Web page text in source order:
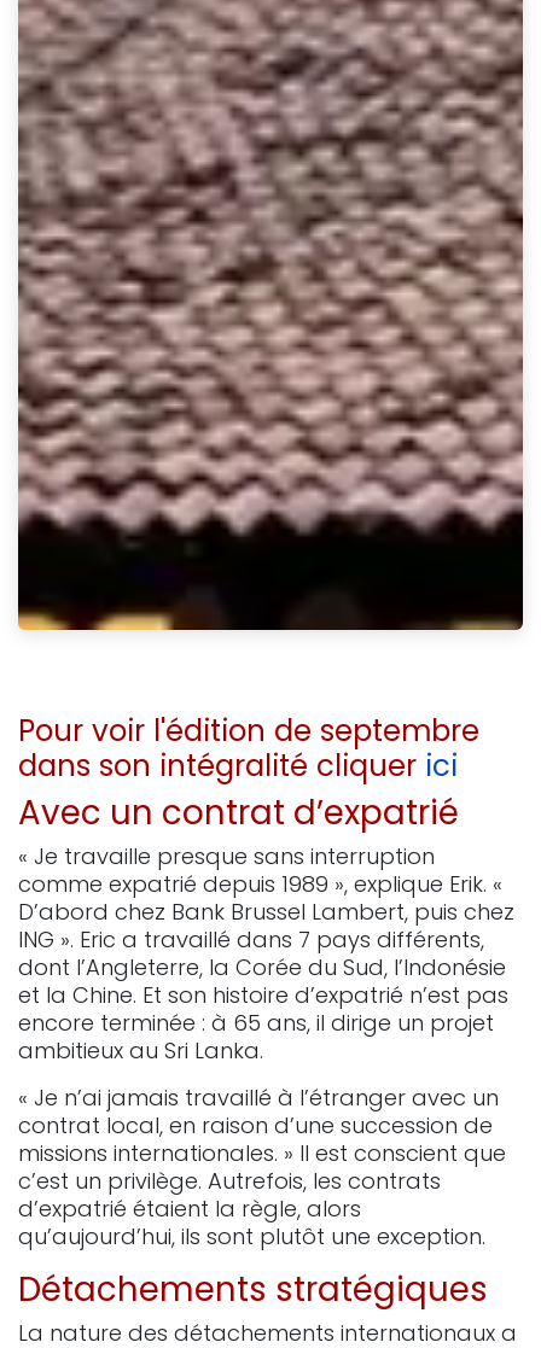
Pour voir l'édition de septembre
dans son intégralité cliquer ici
Avec un contrat d’expatrié
« Je travaille presque sans interruption
comme expatrié depuis 1989 », explique Erik. «
D’abord chez Bank Brussel Lambert, puis chez
ING ». Eric a travaillé dans 7 pays différents,
dont l’Angleterre, la Corée du Sud, l’Indonésie
et la Chine. Et son histoire d’expatrié n’est pas
encore terminée : à 65 ans, il dirige un projet
ambitieux au Sri Lanka.
« Je n’ai jamais travaillé à l’étranger avec un
contrat local, en raison d’une succession de
missions internationales. » Il est conscient que
c’est un privilège. Autrefois, les contrats
d’expatrié étaient la règle, alors
qu’aujourd’hui, ils sont plutôt une exception.
Détachements stratégiques
La nature des détachements internationaux a